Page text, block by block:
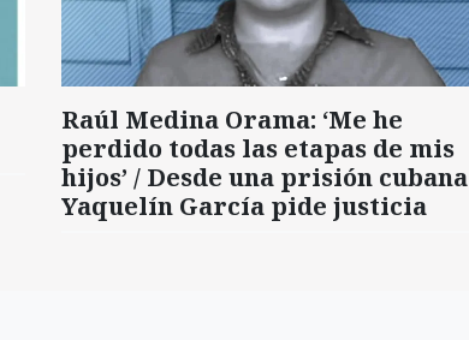
Raúl Medina Orama: ‘Me he
perdido todas las etapas de mis
hijos’ / Desde una prisión cubana
Yaquelín García pide justicia